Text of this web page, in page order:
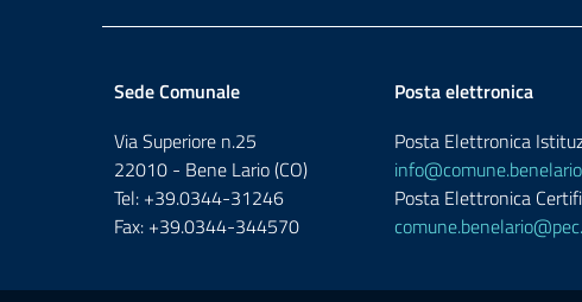
Sede Comunale
Via Superiore n.25
22010 - Bene Lario (CO)
Tel: +39.0344-31246
Fax: +39.0344-344570
Posta elettronica
Posta Elettronica
Posta Elettronica